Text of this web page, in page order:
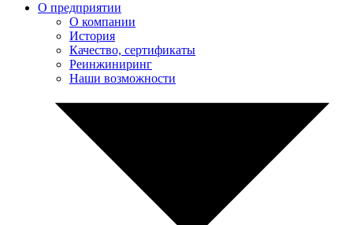
О предприятии
О компании
История
Качество, сертификаты
Реинжиниринг
Наши возможности